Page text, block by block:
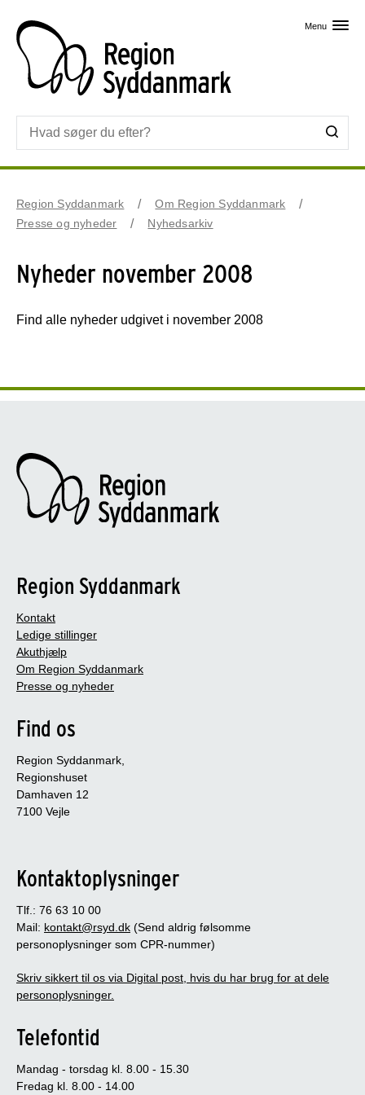
Menu
Region Syddanmark
Om Region Syddanmark
Presse og nyheder
Nyhedsarkiv
Nyheder november 2008
Find alle nyheder udgivet i november 2008
Region Syddanmark
Kontakt
Ledige stillinger
Akuthjælp
Om Region Syddanmark
Presse og nyheder
Find os
Region Syddanmark,
Regionshuset
Damhaven 12
7100 Vejle
Kontaktoplysninger
Tlf.: 76 63 10 00
Mail: kontakt@rsyd.dk (Send aldrig følsomme
personoplysninger som CPR-nummer)
Skriv sikkert til os via Digital post, hvis du har brug for at dele
personoplysninger.
Telefontid
Mandag - torsdag kl. 8.00 - 15.30
Fredag kl. 8.00 - 14.00